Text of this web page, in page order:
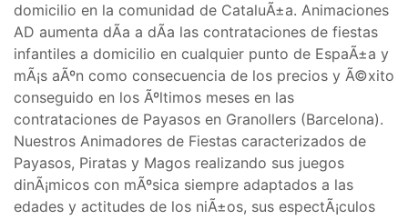
domicilio en la comunidad de CataluÃ±a. Animaciones
AD aumenta dÃ­a a dÃ­a las contrataciones de fiestas
infantiles a domicilio en cualquier punto de EspaÃ±a y
mÃ¡s aÃºn como consecuencia de los precios y Ã©xito
conseguido en los Ãºltimos meses en las
contrataciones de Payasos en Granollers (Barcelona).
Nuestros Animadores de Fiestas caracterizados de
Payasos, Piratas y Magos realizando sus juegos
dinÃ¡micos con mÃºsica siempre adaptados a las
edades y actitudes de los niÃ±os, sus espectÃ¡culos